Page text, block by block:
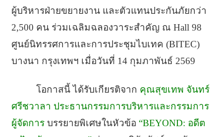
ผู้บริหารฝ่ายขยายงาน และตัวแทนประกันภัยกว่า
2,500 คน ร่วมเฉลิมฉลองวาระสำคัญ ณ Hall 98
ศูนย์นิทรรศการและการประชุมไบเทค (BITEC)
บางนา กรุงเทพฯ เมื่อวันที่ 14 กุมภาพันธ์ 2569
โอกาสนี้ ได้รับเกียรติจาก คุณสุขเทพ จันทร์
ศรีชวาลา ประธานกรรมการบริหารและกรรมการ
ผู้จัดการบรรยายพิเศษในหัวข้อ “BEYOND: อดีต